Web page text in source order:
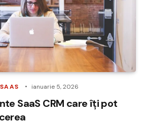
ianuarie 5, 2026
SaaS CRM care îți pot